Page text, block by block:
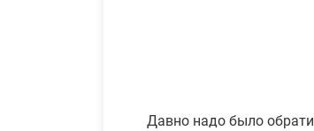
Давно надо было